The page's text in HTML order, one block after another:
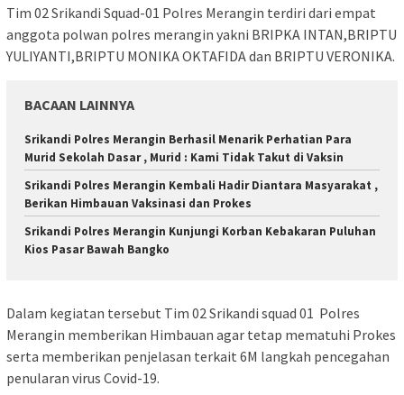
Tim 02 Srikandi Squad-01 Polres Merangin terdiri dari empat
anggota polwan polres merangin yakni BRIPKA INTAN,BRIPTU
YULIYANTI,BRIPTU MONIKA OKTAFIDA dan BRIPTU VERONIKA.
BACAAN LAINNYA
Srikandi Polres Merangin Berhasil Menarik Perhatian Para
Murid Sekolah Dasar , Murid : Kami Tidak Takut di Vaksin
Srikandi Polres Merangin Kembali Hadir Diantara Masyarakat ,
Berikan Himbauan Vaksinasi dan Prokes
Srikandi Polres Merangin Kunjungi Korban Kebakaran Puluhan
Kios Pasar Bawah Bangko
Dalam kegiatan tersebut Tim 02 Srikandi squad 01 Polres
Merangin memberikan Himbauan agar tetap mematuhi Prokes
serta memberikan penjelasan terkait 6M langkah pencegahan
penularan virus Covid-19.